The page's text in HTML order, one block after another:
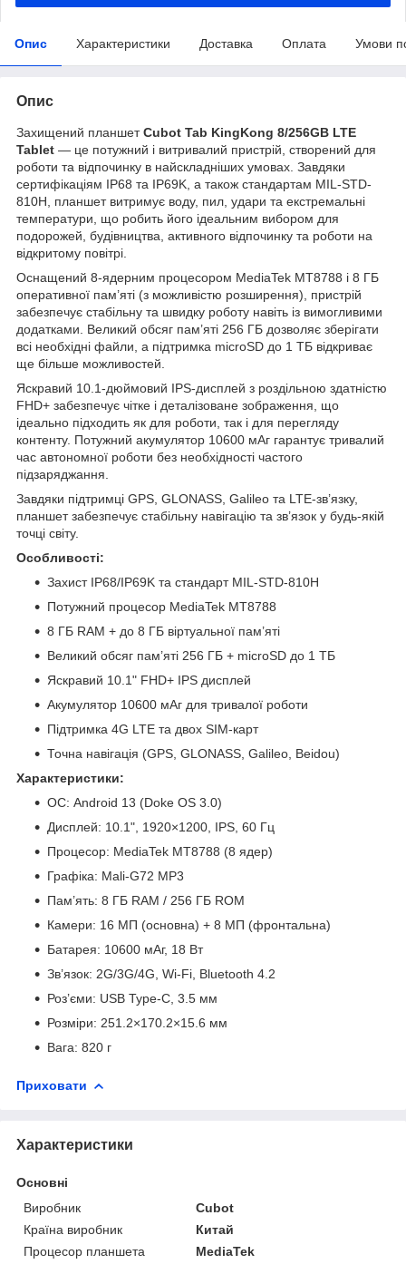
Опис Характеристики Доставка Оплата Умови
Опис
Захищений планшетCubot Tab KingKong 8/256GB LTE
Tablet — це потужний і витривалий пристрій, створений для
роботи та відпочинку в найскладніших умовах. Завдяки
сертифікаціям IP68 та IP69K, а також стандартам MIL-STD-
810H, планшет витримує воду, пил, удари та екстремальні
температури, що робить його ідеальним вибором для
подорожей, будівництва, активного відпочинку та роботи на
відкритому повітрі.
Оснащений 8-ядерним процесором MediaTek MT8788 і 8 ГБ
оперативної пам’яті (з можливістю розширення), пристрій
забезпечує стабільну та швидку роботу навіть із вимогливими
додатками. Великий обсяг пам’яті 256 ГБ дозволяє зберігати
всі необхідні файли, а підтримка microSD до 1 ТБ відкриває
ще більше можливостей.
Яскравий 10.1-дюймовий IPS-дисплей з роздільною здатністю
FHD+ забезпечує чітке і деталізоване зображення, що
ідеально підходить як для роботи, так і для перегляду
контенту. Потужний акумулятор 10600 мАг гарантує тривалий
час автономної роботи без необхідності частого
підзаряджання.
Завдяки підтримці GPS, GLONASS, Galileo та LTE-зв’язку,
планшет забезпечує стабільну навігацію та зв’язок у будь-якій
точці світу.
Особливості:
Захист IP68/IP69K та стандарт MIL-STD-810H
Потужний процесор MediaTek MT8788
8 ГБ RAM + до 8 ГБ віртуальної пам’яті
Великий обсяг пам’яті 256 ГБ + microSD до 1 ТБ
Яскравий 10.1" FHD+ IPS дисплей
Акумулятор 10600 мАг для тривалої роботи
Підтримка 4G LTE та двох SIM-карт
Точна навігація (GPS, GLONASS, Galileo, Beidou)
Характеристики:
ОС: Android 13 (Doke OS 3.0)
Дисплей: 10.1", 1920×1200, IPS, 60 Гц
Процесор: MediaTek MT8788 (8 ядер)
Графіка: Mali-G72 MP3
Пам’ять: 8 ГБ RAM / 256 ГБ ROM
Камери: 16 МП (основна) + 8 МП (фронтальна)
Батарея: 10600 мАг, 18 Вт
Зв’язок: 2G/3G/4G, Wi-Fi, Bluetooth 4.2
Роз’єми: USB Type-C, 3.5 мм
Розміри: 251.2×170.2×15.6 мм
Вага: 820 г
Приховати
Характеристики
Основні
Виробник
Cubot
Країна виробник
Китай
Процесор планшета
MediaTek